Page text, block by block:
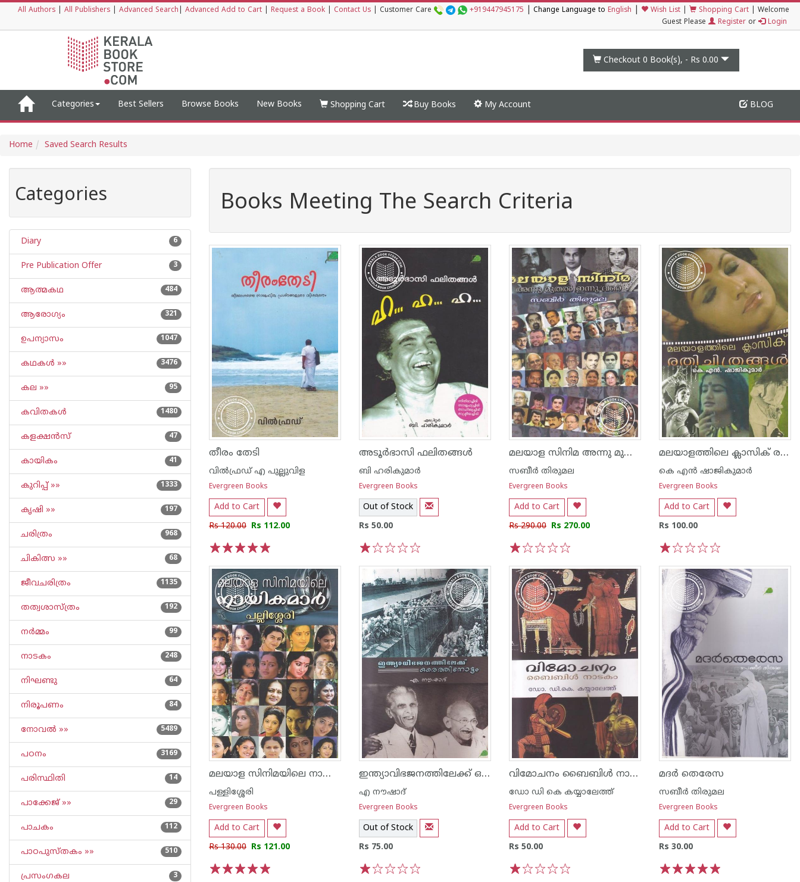
All Authors All Publishers Advanced Search Advanced Add to Cart Request a Book Contact Us Customer Care +919447945175 Change Language to English Wish List Shopping Cart
Welcome
Guest Please
Register or Login
Checkout 0 Book(s), - Rs 0.00
Categories Best Sellers Browse Books New Books Shopping Cart Buy Books My Account BLOG
Home Saved Search Results
Categories
Diary 6
Pre Publication Offer 3
ആത്മകഥ 484
ആരോഗ്യം 321
ഉപന്യാസം 1047
കഥകള്‍ »» 3476
കല »» 95
കവിതകള്‍ 1480
കളക്ഷന്‍സ് 47
കായികം 41
കുറിപ്പ്‌ »» 1333
കൃഷി »» 197
ചരിത്രം 968
ചികിത്സ »» 68
ജീവചരിത്രം 1135
തത്വശാസ്ത്രം 192
നര്‍മ്മം 99
നാടകം 248
നിഘണ്ടു 64
നിരൂപണം 84
നോവല്‍ »» 5489
പഠനം 3169
പരിസ്ഥിതി 14
പാക്കേജ് »» 29
പാചകം 112
പാഠപുസ്തകം »» 510
പ്രസംഗകല 3
Books Meeting The Search Criteria
തീരം തേടി
വില്‍ഫ്രഡ് എ പുല്ലുവിള
Evergreen Books
Add to Cart
Rs 120.00 Rs 112.00
അടൂര്‍ഭാസി ഫലിതങ്ങള്‍
ബി ഹരികുമാര്‍
Evergreen Books
Out of Stock
Rs 50.00
മലയാള സിനിമ അന്നു മുതല്‍ ഇന്നു വരെ
സബീര്‍ തിരുമല
Evergreen Books
Add to Cart
Rs 290.00 Rs 270.00
മലയാളത്തിലെ ക്ലാസിക് രതിചിത്രങ്ങള്‍
കെ എന്‍ ഷാജികുമാര്‍
Evergreen Books
Add to Cart
Rs 100.00
മലയാള സിനിമയിലെ നായികമാര്‍
പള്ളിശ്ശേരി
Evergreen Books
Add to Cart
Rs 130.00 Rs 121.00
ഇന്ത്യാവിഭജനത്തിലേക്ക് ഒരെത്തിനോട്ടം
എ നൗഷാദ്
Evergreen Books
Out of Stock
Rs 75.00
വിമോചനം ബൈബിള്‍ നാടകം
ഡോ ഡി കെ കയ്യാലേത്ത്
Evergreen Books
Add to Cart
Rs 50.00
മദര്‍ തെരേസ
സബീര്‍ തിരുമല
Evergreen Books
Add to Cart
Rs 30.00